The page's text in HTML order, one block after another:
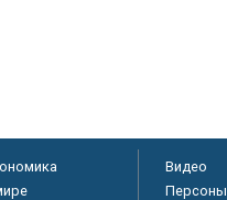
Видео
Персоны